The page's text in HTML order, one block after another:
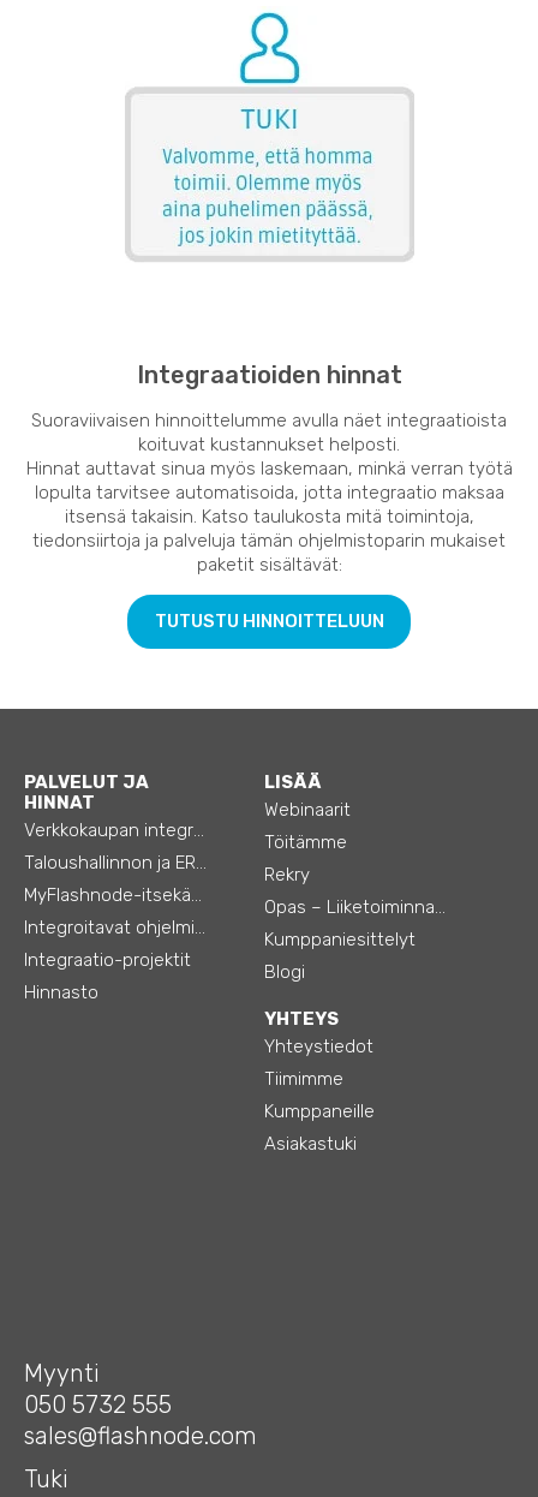
Integraatioiden hinnat
Suoraviivaisen hinnoittelumme avulla näet integraatioista
koituvat kustannukset helposti.
Hinnat auttavat sinua myös laskemaan, minkä verran työtä
lopulta tarvitsee automatisoida, jotta integraatio maksaa
itsensä takaisin. Katso taulukosta mitä toimintoja,
tiedonsiirtoja ja palveluja tämän ohjelmistoparin mukaiset
paketit sisältävät:
TUTUSTU HINNOITTELUUN
PALVELUT JA
HINNAT
Verkkokaupan integraatiot
Taloushallinnon ja ERP:n integraatiot
MyFlashnode-itsekäyttö-automaatio
Integroitavat ohjelmistot
Integraatio-projektit
Hinnasto
LISÄÄ
Webinaarit
Töitämme
Rekry
Opas – Liiketoiminnan tehostamiseen
Kumppaniesittelyt
Blogi
YHTEYS
Yhteystiedot
Tiimimme
Kumppaneille
Asiakastuki
Myynti
050 5732 555
sales@flashnode.com
Tuki